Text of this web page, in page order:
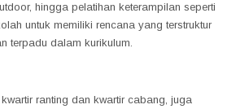
hingga pelatihan keterampilan seperti
untuk memiliki rencana yang terstruktur
terpadu dalam kurikulum.
ranting dan kwartir cabang, juga